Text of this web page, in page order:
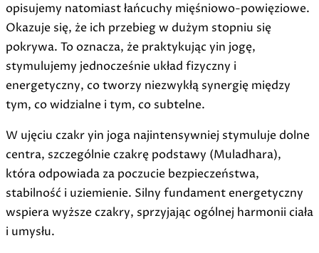
opisujemy natomiast łańcuchy mięśniowo-powięziowe.
Okazuje się, że ich przebieg w dużym stopniu się
pokrywa. To oznacza, że praktykując yin jogę,
stymulujemy jednocześnie układ fizyczny i
energetyczny, co tworzy niezwykłą synergię między
tym, co widzialne i tym, co subtelne.
W ujęciu czakr yin joga najintensywniej stymuluje dolne
centra, szczególnie czakrę podstawy (Muladhara),
która odpowiada za poczucie bezpieczeństwa,
stabilność i uziemienie. Silny fundament energetyczny
wspiera wyższe czakry, sprzyjając ogólnej harmonii ciała
i umysłu.